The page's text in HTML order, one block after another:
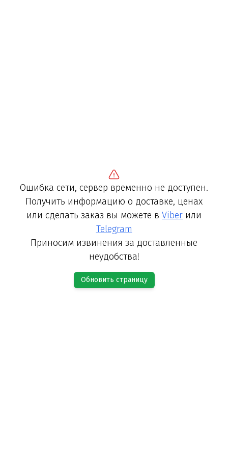
Ошибка сети, сервер временно не доступен.
Получить информацию о доставке, ценах
или сделать заказ вы можете в Viber или
Telegram
Приносим извинения за доставленные
неудобства!
Обновить страницу